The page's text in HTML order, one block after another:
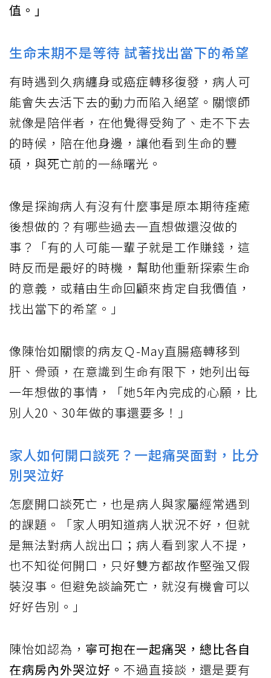
值。」
生命末期不是等待 試著找出當下的希望
有時遇到久病纏身或癌症轉移復發，病人可
能會失去活下去的動力而陷入絕望。關懷師
就像是陪伴者，在他覺得受夠了、走不下去
的時候，陪在他身邊，讓他看到生命的豐
碩，與死亡前的一絲曙光。
像是探詢病人有沒有什麼事是原本期待痊癒
後想做的？有哪些過去一直想做還沒做的
事？「有的人可能一輩子就是工作賺錢，這
時反而是最好的時機，幫助他重新探索生命
的意義，或藉由生命回顧來肯定自我價值，
找出當下的希望。」
像陳怡如關懷的病友Ｑ-May直腸癌轉移到
肝、骨頭，在意識到生命有限下，她列出每
一年想做的事情，「她5年內完成的心願，比
別人20、30年做的事還要多！」
家人如何開口談死？一起痛哭面對，比分
別哭泣好
怎麼開口談死亡，也是病人與家屬經常遇到
的課題。「家人明知道病人狀況不好，但就
是無法對病人說出口；病人看到家人不提，
也不知從何開口，只好雙方都故作堅強又假
裝沒事。但避免談論死亡，就沒有機會可以
好好告別。」
陳怡如認為， 寧可抱在一起痛哭，總比各自
在病房內外哭泣好。 不過直接談，還是要有